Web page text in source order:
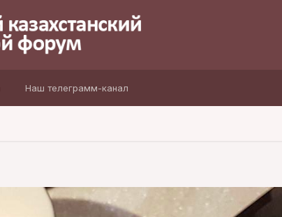
Наш телеграмм-канал